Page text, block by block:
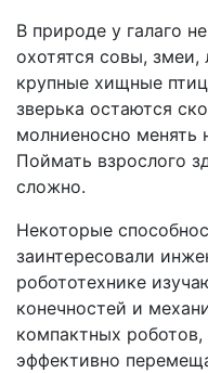
В природе у галаго
охотятся совы,
крупные хищные
зверька остаются
молниеносно менять
Поймать взрослого
сложно.
Некоторые
заинтересовали
робототехнике
конечностей и
компактных
эффективно